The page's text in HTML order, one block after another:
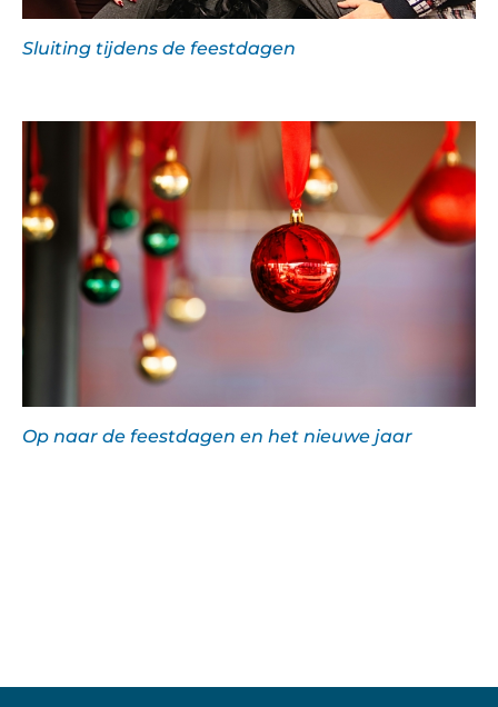
Sluiting tijdens de feestdagen
Op naar de feestdagen en het nieuwe jaar